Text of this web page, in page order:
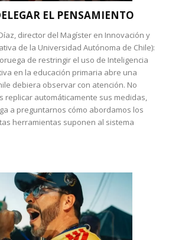
EL PENSAMIENTO
director del Magíster en Innovación y
de la Universidad Autónoma de Chile):
de restringir el uso de Inteligencia
en la educación primaria abre una
debiera observar con atención. No
replicar automáticamente sus medidas,
a preguntarnos cómo abordamos los
herramientas suponen al sistema